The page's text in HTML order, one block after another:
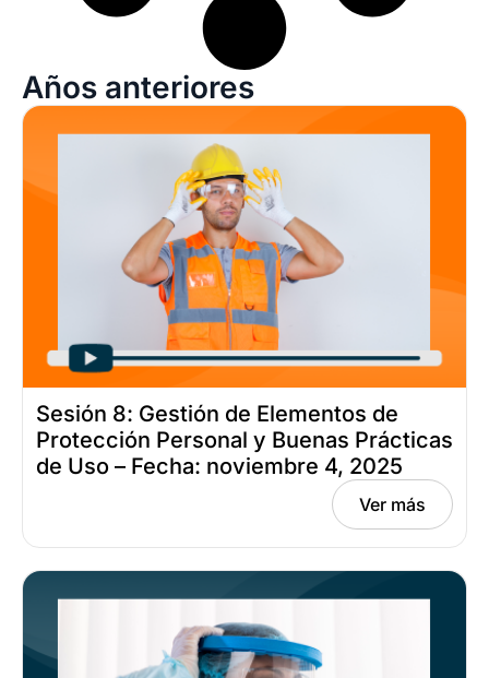
Años anteriores
Sesión 8: Gestión de Elementos de
Protección Personal y Buenas Prácticas
de Uso – Fecha: noviembre 4, 2025
Ver más